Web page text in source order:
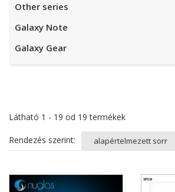
Other series
Galaxy Note
Galaxy Gear
Látható 1 - 19 od 19 termékek
Rendezés szerint: